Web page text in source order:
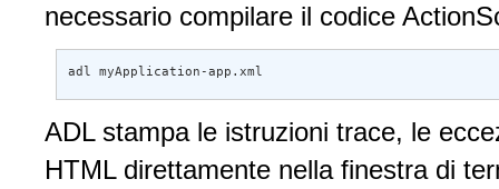
necessario compilare il codice
adl myApplication-app.xml
ADL stampa le istruzioni trace, le
HTML direttamente nella finestra di